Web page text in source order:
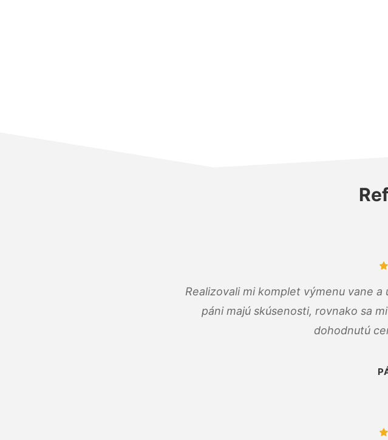
Realizovali mi komplet výmenu vane
páni majú skúsenosti, rovnako sa
dohodnutú